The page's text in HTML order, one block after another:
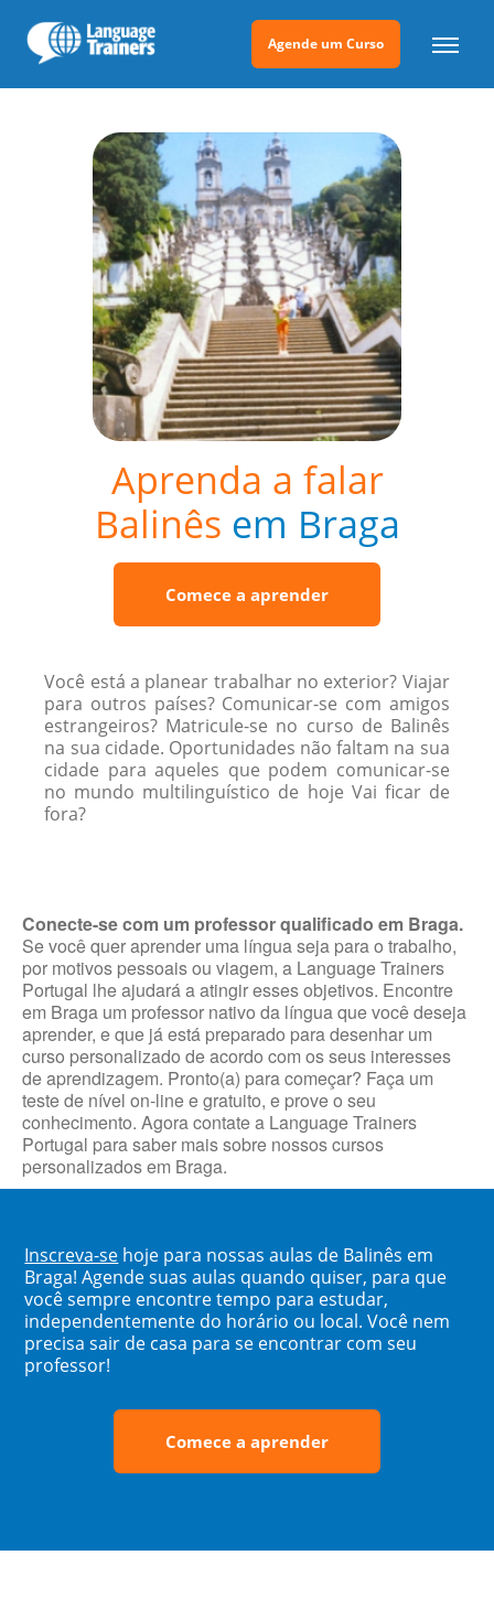
Agende um Curso
Aprenda a falar
Balinês em Braga
Comece a aprender
Você está a planear trabalhar no exterior? Viajar
para outros países? Comunicar-se com amigos
estrangeiros? Matricule-se no curso de Balinês
na sua cidade. Oportunidades não faltam na sua
cidade para aqueles que podem comunicar-se
no mundo multilinguístico de hoje Vai ficar de
fora?
Conecte-se com um professor qualificado em Braga.
Se você quer aprender uma língua seja para o trabalho,
por motivos pessoais ou viagem, a Language Trainers
Portugal lhe ajudará a atingir esses objetivos. Encontre
em Braga um professor nativo da língua que você deseja
aprender, e que já está preparado para desenhar um
curso personalizado de acordo com os seus interesses
de aprendizagem. Pronto(a) para começar? Faça um
teste de nível on-line e gratuito, e prove o seu
conhecimento. Agora contate a Language Trainers
Portugal para saber mais sobre nossos cursos
personalizados em Braga.
Inscreva-se hoje para nossas aulas de Balinês em
Braga! Agende suas aulas quando quiser, para que
você sempre encontre tempo para estudar,
independentemente do horário ou local. Você nem
precisa sair de casa para se encontrar com seu
professor!
Comece a aprender